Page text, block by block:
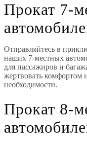
Прокат 7-
Отправляйтесь в
наших 7-местных
для пассажиров и
жертвовать комфортом
необходимости.
Прокат 8-